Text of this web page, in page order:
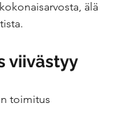
älä
viivästyy
toimitus